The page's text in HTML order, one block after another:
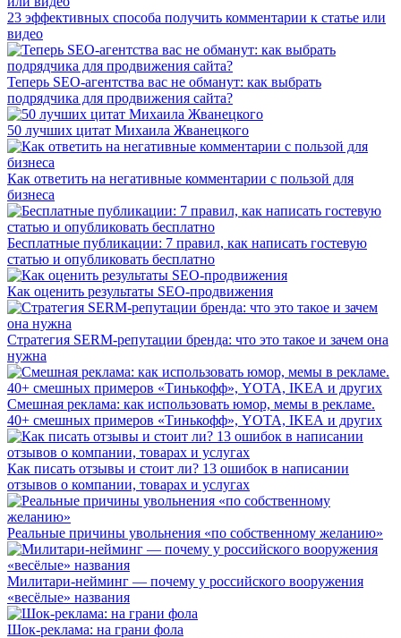
23 эффективных способа получить комментарии к статье или
видео
Теперь SEO-агентства вас не обманут: как выбрать
подрядчика для продвижения сайта?
50 лучших цитат Михаила Жванецкого
Как ответить на негативные комментарии с пользой для
бизнеса
Бесплатные публикации: 7 правил, как написать гостевую
статью и опубликовать бесплатно
Как оценить результаты SEO-продвижения
Стратегия SERM-репутации бренда: что это такое и зачем она
нужна
Смешная реклама: как использовать юмор, мемы в рекламе.
40+ смешных примеров «Тинькофф», YOTA, IKEA и других
Как писать отзывы и стоит ли? 13 ошибок в написании
отзывов о компании, товарах и услугах
Реальные причины увольнения «по собственному желанию»
Милитари-нейминг — почему у российского вооружения
«весёлые» названия
Шок-реклама: на грани фола